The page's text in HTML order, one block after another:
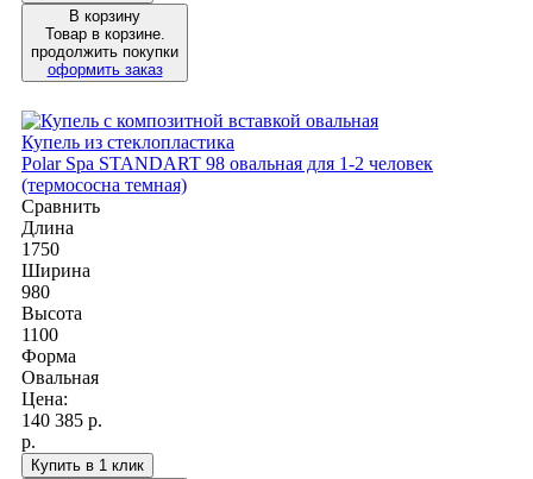
В корзину
Товар в корзине.
продолжить покупки
оформить заказ
Купель из стеклопластика
Polar Spa STANDART 98 овальная для 1-2 человек
(термососна темная)
Сравнить
Длина
1750
Ширина
980
Высота
1100
Форма
Овальная
Цена:
140 385 р.
р.
Купить в 1 клик